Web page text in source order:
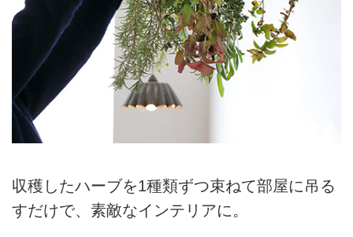
収穫したハーブを1種類ずつ束ねて部屋に吊る
すだけで、素敵なインテリアに。